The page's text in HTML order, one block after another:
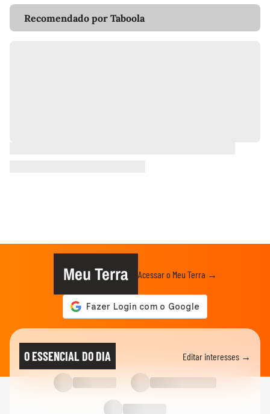
Recomendado por Taboola
Meu Terra Acessar o Meu Terra →
O ESSENCIAL DO DIA Editar interesses →